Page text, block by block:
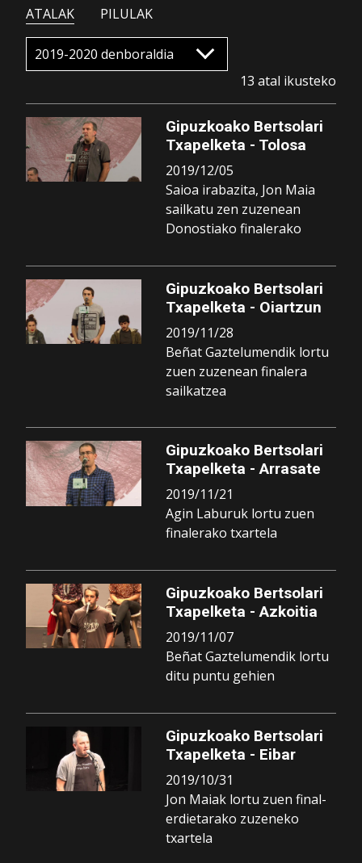
ATALAK PILULAK
13 atal ikusteko
Gipuzkoako Bertsolari
Txapelketa - Tolosa
2019/12/05
Saioa irabazita, Jon Maia
sailkatu zen zuzenean
Donostiako finalerako
Gipuzkoako Bertsolari
Txapelketa - Oiartzun
2019/11/28
Beñat Gaztelumendik lortu
zuen zuzenean finalera
sailkatzea
Gipuzkoako Bertsolari
Txapelketa - Arrasate
2019/11/21
Agin Laburuk lortu zuen
finalerako txartela
Gipuzkoako Bertsolari
Txapelketa - Azkoitia
2019/11/07
Beñat Gaztelumendik lortu
ditu puntu gehien
Gipuzkoako Bertsolari
Txapelketa - Eibar
2019/10/31
Jon Maiak lortu zuen final-
erdietarako zuzeneko
txartela